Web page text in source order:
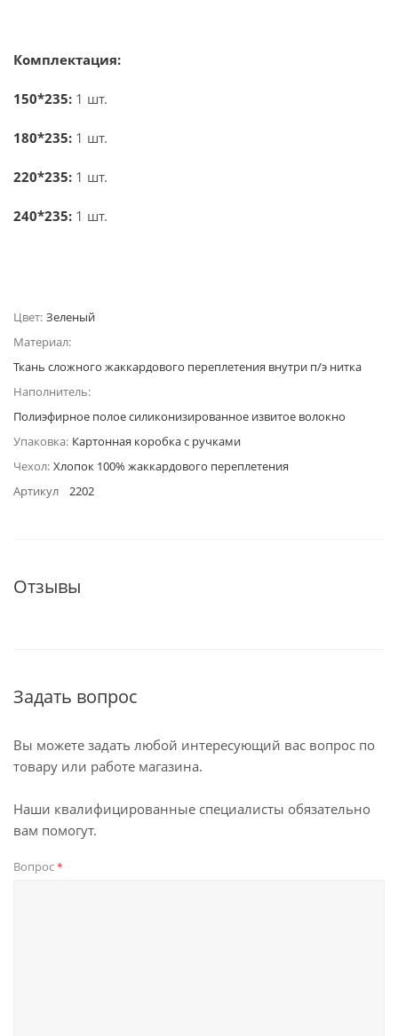
Комплектация:
150*235: 1 шт.
180*235: 1 шт.
220*235: 1 шт.
240*235: 1 шт.
Цвет: Зеленый
Материал:
Ткань сложного жаккардового переплетения внутри п/э нитка
Наполнитель:
Полиэфирное полое силиконизированное извитое волокно
Упаковка: Картонная коробка с ручками
Чехол: Хлопок 100% жаккардового переплетения
Артикул
2202
Отзывы
Задать вопрос
Вы можете задать любой интересующий вас вопрос по
товару или работе магазина.
Наши квалифицированные специалисты обязательно
вам помогут.
Вопрос*